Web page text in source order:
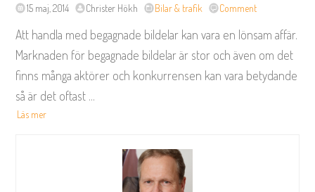
15 maj, 2014 Christer Hökh Bilar & trafik Comment
Att handla med begagnade bildelar kan vara en lönsam affär.
Marknaden för begagnade bildelar är stor och även om det
finns många aktörer och konkurrensen kan vara betydande
så är det oftast ...
Läs mer